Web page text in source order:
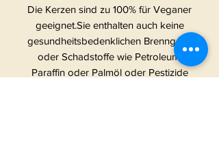
Die Kerzen sind zu 100% für Veganer
geeignet.Sie enthalten auch keine
gesundheitsbedenklichen Brenngase
oder Schadstoffe wie Petroleum,
Paraffin oder Palmöl oder Pestizide